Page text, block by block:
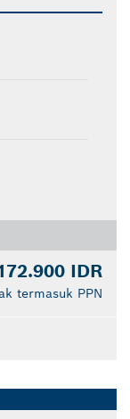
IDR
termasuk PPN